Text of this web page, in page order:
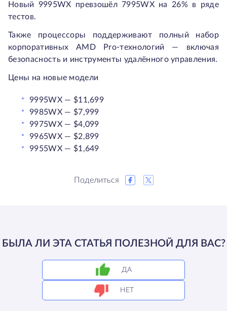
Новый 9995WX превзошёл 7995WX на 26% в ряде
тестов.
Также процессоры поддерживают полный набор
корпоративных AMD Pro-технологий — включая
безопасность и инструменты удалённого управления.
Цены на новые модели
9995WX — $11,699
9985WX — $7,999
9975WX — $4,099
9965WX — $2,899
9955WX — $1,649
Поделиться
БЫЛА ЛИ ЭТА СТАТЬЯ ПОЛЕЗНОЙ ДЛЯ ВАС?
ДА
НЕТ